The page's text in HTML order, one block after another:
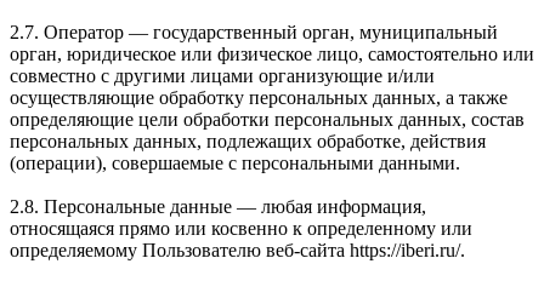
2.7. Оператор — государственный орган, муниципальный
орган, юридическое или физическое лицо, самостоятельно или
совместно с другими лицами организующие и/или
осуществляющие обработку персональных данных, а также
определяющие цели обработки персональных данных, состав
персональных данных, подлежащих обработке, действия
(операции), совершаемые с персональными данными.
2.8. Персональные данные — любая информация,
относящаяся прямо или косвенно к определенному или
определяемому Пользователю веб-сайта https://iberi.ru/.